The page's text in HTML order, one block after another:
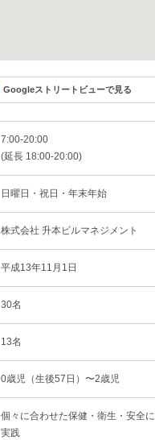
Googleストリートビューで見る
7:00-20:00
(延長 18:00-20:00)
日曜日・祝日・年末年始
株式会社 升本ビルマネジメント
平成13年11月1日
30名
13名
0歳児（生後57日）〜2歳児
個々に合わせた保健・衛生・安全
実践